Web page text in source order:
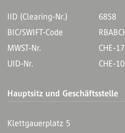
IID (Clearing-Nr.)
6858
BIC/SWIFT-Code
MWST-Nr.
CHE-
UID-Nr.
CHE-
Hauptsitz und Geschäftsstelle
Klettgauerplatz 5